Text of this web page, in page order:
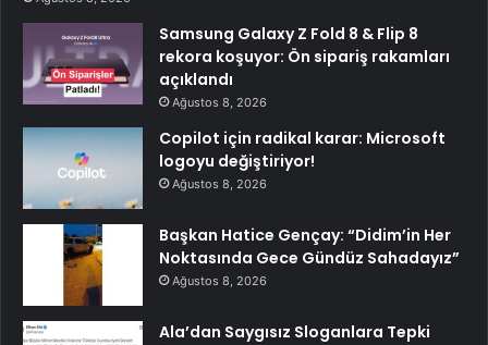
Samsung Galaxy Z Fold 8 & Flip 8
rekora koşuyor: Ön sipariş rakamları
açıklandı
Ağustos 8, 2026
Copilot için radikal karar: Microsoft
logoyu değiştiriyor!
Ağustos 8, 2026
Başkan Hatice Gençay: “Didim’in Her
Noktasında Gece Gündüz Sahadayız”
Ağustos 8, 2026
Ala’dan Saygısız Sloganlara Tepki